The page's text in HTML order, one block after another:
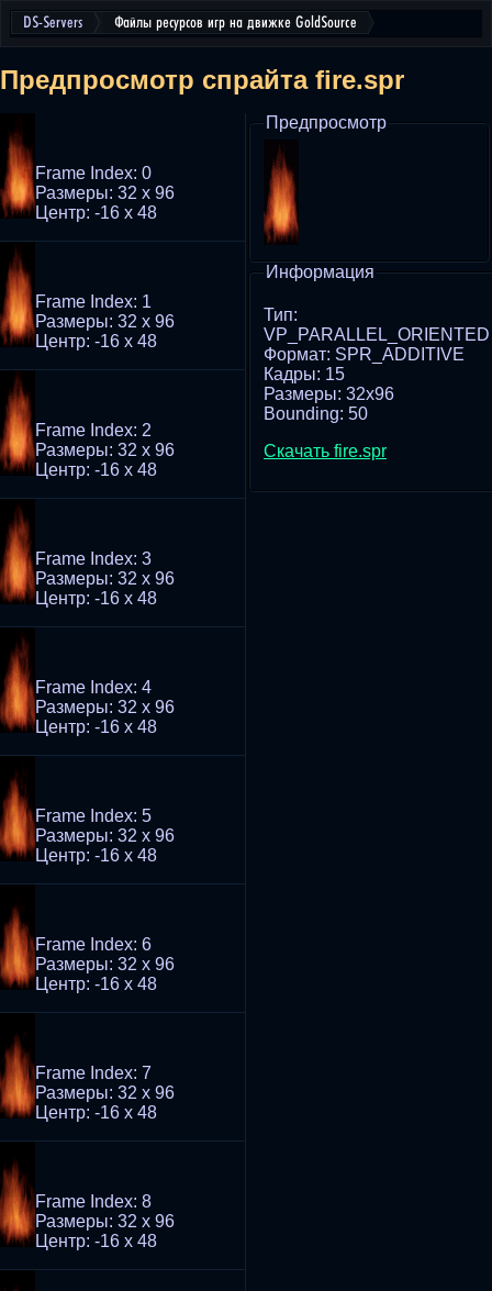
DS-Servers Файлы ресурсов игр на движке GoldSource
Предпросмотр спрайта fire.spr
Предпросмотр
Информация
Тип:
VP_PARALLEL_ORIENTED
Формат: SPR_ADDITIVE
Кадры: 15
Размеры: 32x96
Bounding: 50
Скачать fire.spr
Frame Index: 0
Размеры: 32 x 96
Центр: -16 x 48
Frame Index: 1
Размеры: 32 x 96
Центр: -16 x 48
Frame Index: 2
Размеры: 32 x 96
Центр: -16 x 48
Frame Index: 3
Размеры: 32 x 96
Центр: -16 x 48
Frame Index: 4
Размеры: 32 x 96
Центр: -16 x 48
Frame Index: 5
Размеры: 32 x 96
Центр: -16 x 48
Frame Index: 6
Размеры: 32 x 96
Центр: -16 x 48
Frame Index: 7
Размеры: 32 x 96
Центр: -16 x 48
Frame Index: 8
Размеры: 32 x 96
Центр: -16 x 48